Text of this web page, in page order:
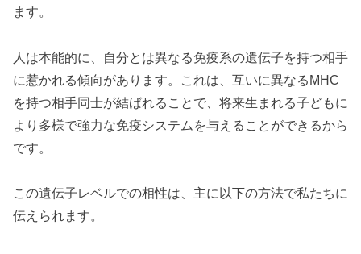
ます。
人は本能的に、自分とは異なる免疫系の遺伝子を持つ相手
に惹かれる傾向があります。これは、互いに異なるMHC
を持つ相手同士が結ばれることで、将来生まれる子どもに
より多様で強力な免疫システムを与えることができるから
です。
この遺伝子レベルでの相性は、主に以下の方法で私たちに
伝えられます。